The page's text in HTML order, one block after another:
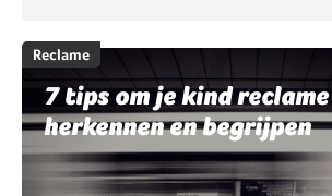
Reclame
7 tips om je kind
herkennen en begrijpen